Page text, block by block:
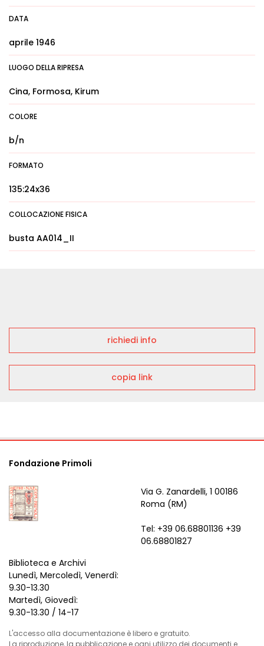
DATA
aprile 1946
LUOGO DELLA RIPRESA
Cina, Formosa, Kirum
COLORE
b/n
FORMATO
135:24x36
COLLOCAZIONE FISICA
busta AA014_II
richiedi info
copia link
Fondazione Primoli
Via G. Zanardelli, 1 00186
Roma (RM)
Tel: +39 06.68801136 +39
06.68801827
Biblioteca e Archivi
Lunedì, Mercoledì, Venerdì:
9.30-13.30
Martedì, Giovedì:
9.30-13.30 / 14-17
L'accesso alla documentazione è libero e gratuito.
La riproduzione, la pubblicazione e ogni utilizzo dei documenti e